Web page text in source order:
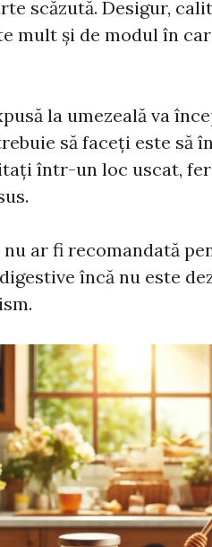
scăzută. Desigur,
mult și de modul în
la umezeală va
să faceți este să
într-un loc uscat,
ar fi recomandată
încă nu este